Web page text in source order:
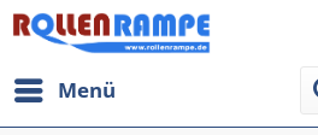
Menü